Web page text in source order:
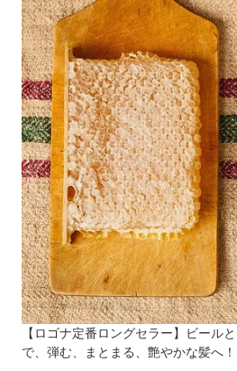
【ロゴナ定番ロングセラー】ビール
で、弾む、まとまる、艶やかな髪へ！